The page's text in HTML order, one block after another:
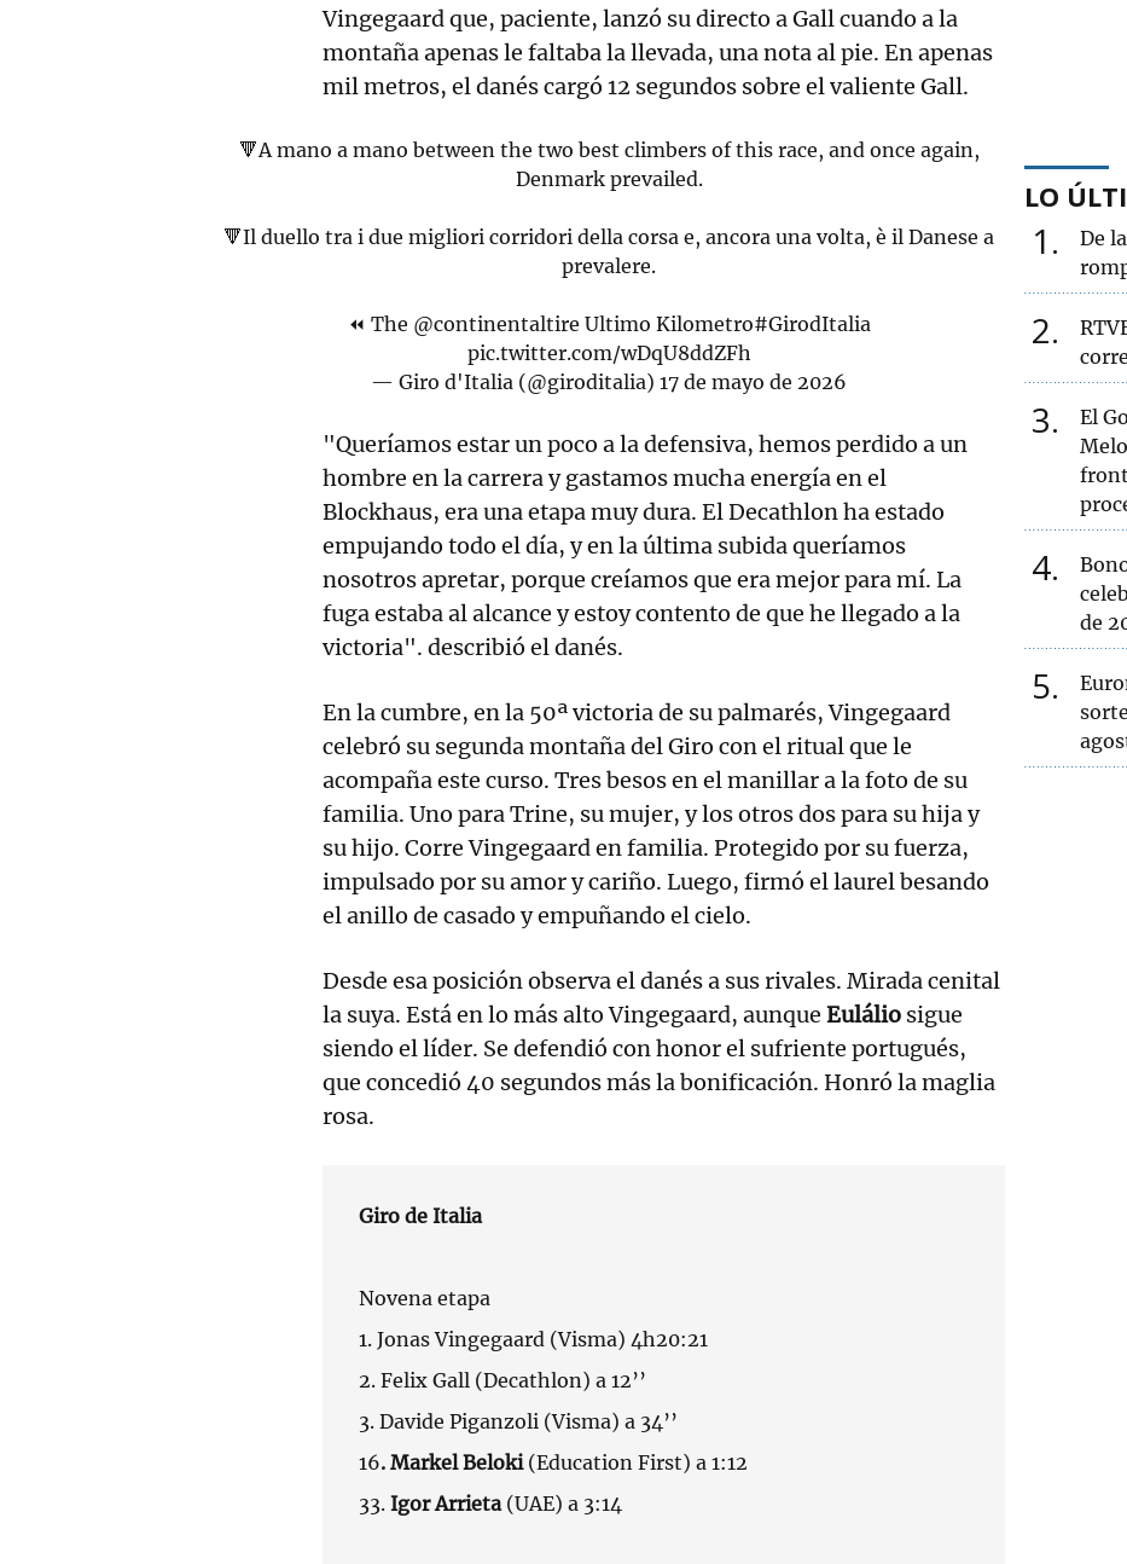
Vingegaard que, paciente, lanzó su directo a Gall cuando a la
montaña apenas le faltaba la llevada, una nota al pie. En apenas
mil metros, el danés cargó 12 segundos sobre el valiente Gall.
🔻A mano a mano between the two best climbers of this race, and once again,
Denmark prevailed.
🔻Il duello tra i due migliori corridori della corsa e, ancora una volta, è il Danese a
prevalere.
⏪ The @continentaltire Ultimo Kilometro#GirodItalia
pic.twitter.com/wDqU8ddZFh
— Giro d'Italia (@giroditalia)17 de mayo de 2026
"Queríamos estar un poco a la defensiva, hemos perdido a un
hombre en la carrera y gastamos mucha energía en el
Blockhaus, era una etapa muy dura. El Decathlon ha estado
empujando todo el día, y en la última subida queríamos
nosotros apretar, porque creíamos que era mejor para mí. La
fuga estaba al alcance y estoy contento de que he llegado a la
victoria". describió el danés.
En la cumbre, en la 50ª victoria de su palmarés, Vingegaard
celebró su segunda montaña del Giro con el ritual que le
acompaña este curso. Tres besos en el manillar a la foto de su
familia. Uno para Trine, su mujer, y los otros dos para su hija y
su hijo. Corre Vingegaard en familia. Protegido por su fuerza,
impulsado por su amor y cariño. Luego, firmó el laurel besando
el anillo de casado y empuñando el cielo.
Desde esa posición observa el danés a sus rivales. Mirada cenital
la suya. Está en lo más alto Vingegaard, aunque Eulálio sigue
siendo el líder. Se defendió con honor el sufriente portugués,
que concedió 40 segundos más la bonificación. Honró la maglia
rosa.
Giro de Italia
Novena etapa
1. Jonas Vingegaard (Visma) 4h20:21
2. Felix Gall (Decathlon) a 12’’
3. Davide Piganzoli (Visma) a 34’’
16. Markel Beloki(Education First) a 1:12
33. Igor Arrieta (UAE) a 3:14
LO
1
De
2
3
El
4
de
5